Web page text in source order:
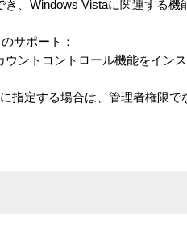
、Windows Vistaに関連する機
サポート：
ントコントロール機能をイン
指定する場合は、管理者権限